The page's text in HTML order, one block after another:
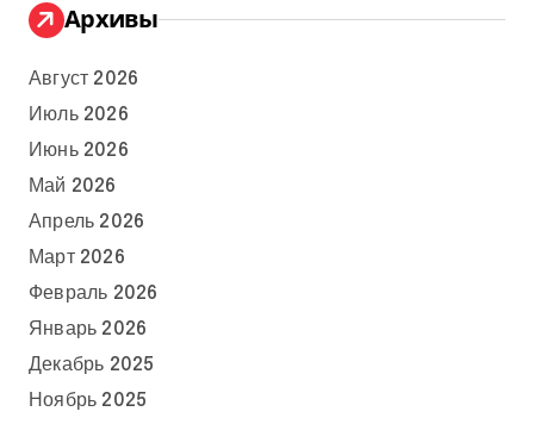
Архивы
Август 2026
Июль 2026
Июнь 2026
Май 2026
Апрель 2026
Март 2026
Февраль 2026
Январь 2026
Декабрь 2025
Ноябрь 2025